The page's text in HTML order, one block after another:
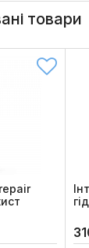
товари